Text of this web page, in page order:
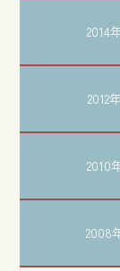
2014
2012年
2010
2008